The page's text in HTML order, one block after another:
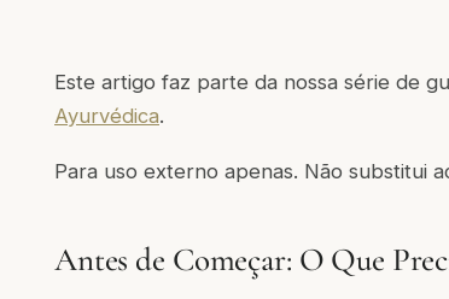
Este artigo faz parte da nossa série de
Ayurvédica.
Para uso externo apenas. Não substitui
Antes de Começar: O Que